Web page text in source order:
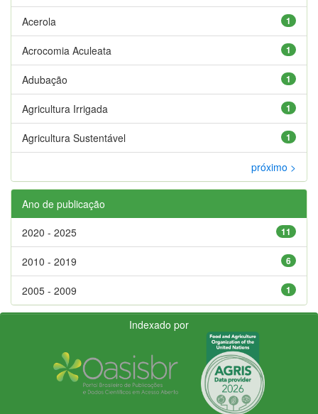
1
Acerola
1
Acrocomia Aculeata
1
Adubação
1
Agricultura Irrigada
1
Agricultura Sustentável
próximo >
Ano de publicação
11
2020 - 2025
6
2010 - 2019
1
2005 - 2009
Indexado por